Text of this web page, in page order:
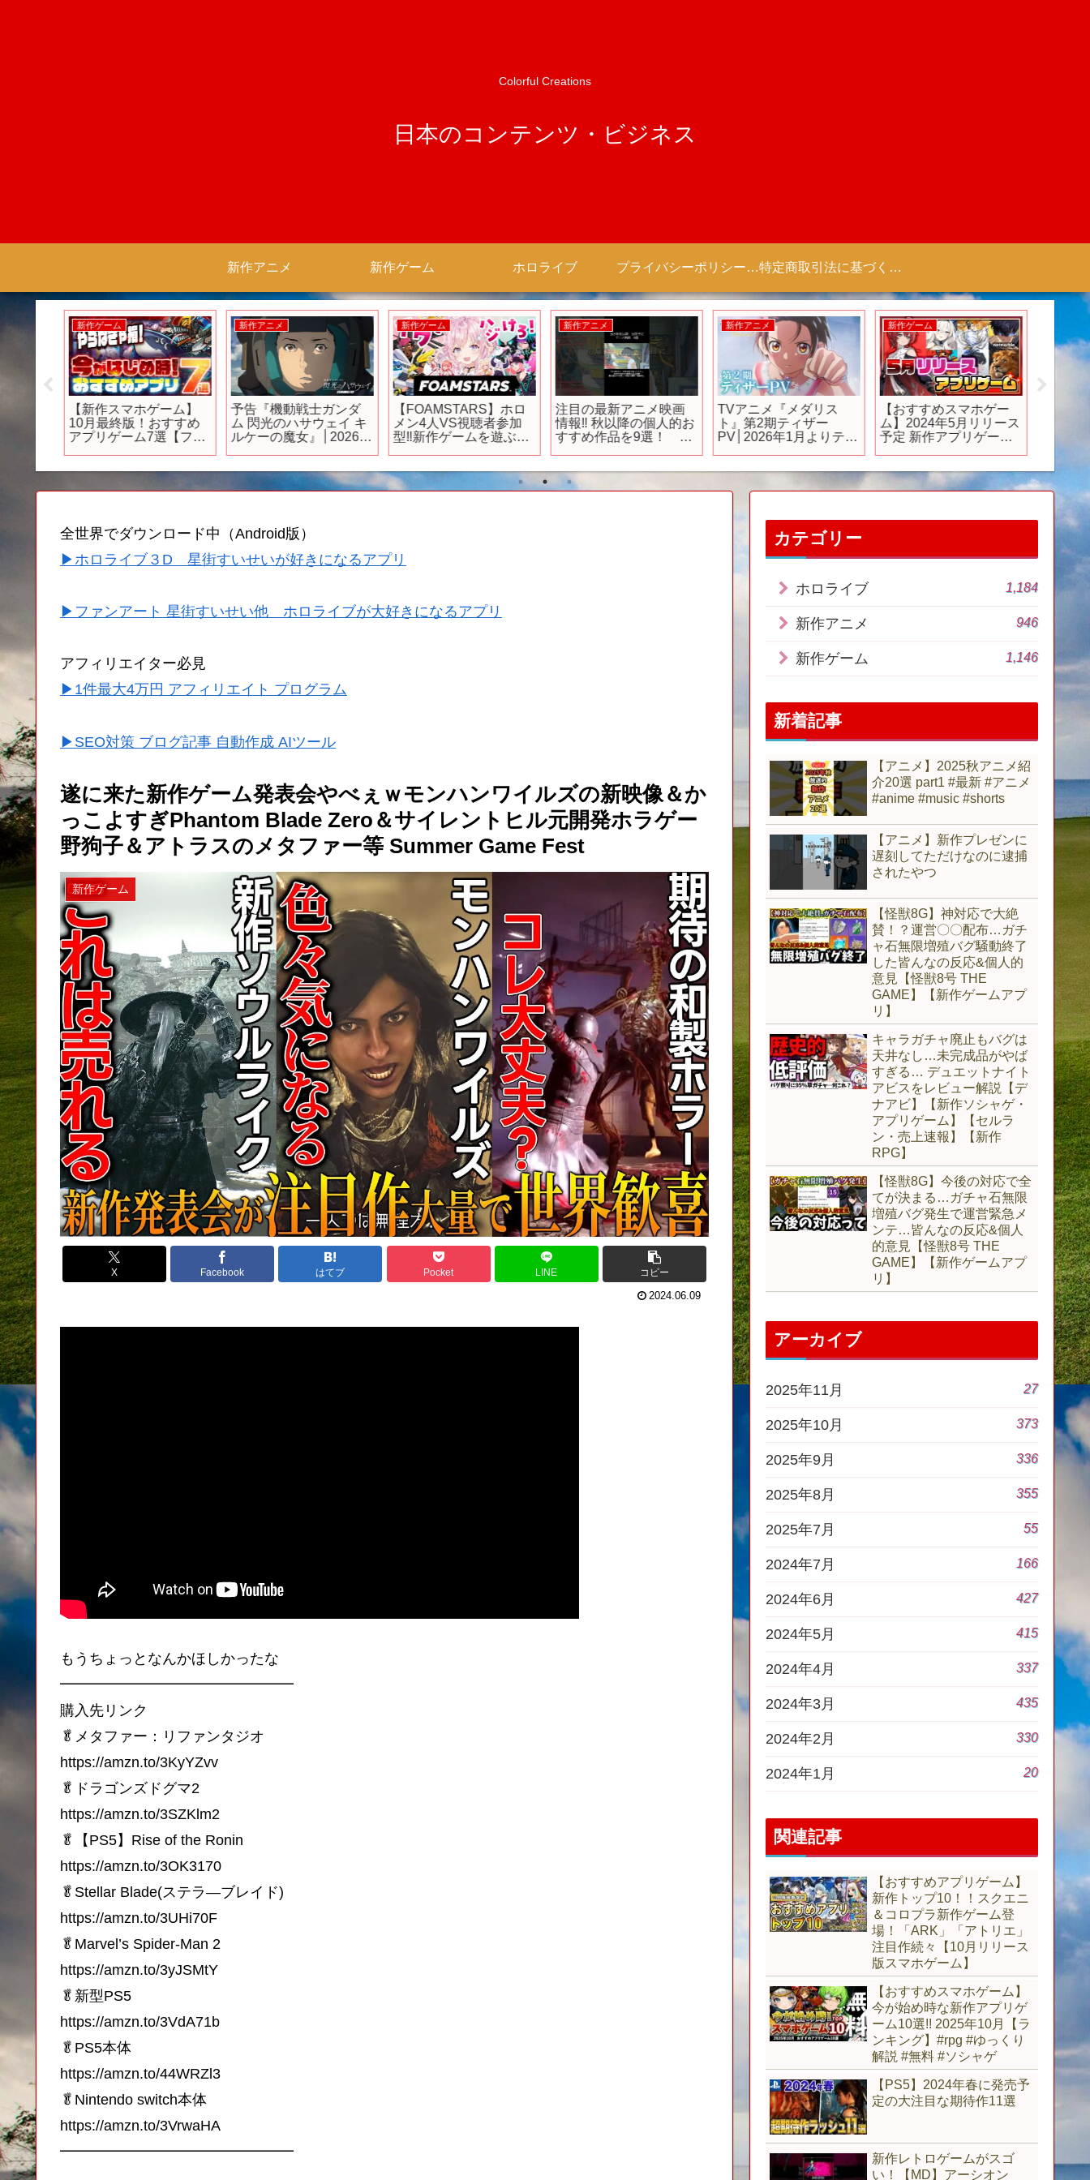
Colorful Creations
日本のコンテンツ・ビジネス
新作アニメ 新作ゲーム ホロライブ プライバシーポリシー 【Colorful Creation】 特定商取引法に基づく表記（商取引に関する開示）
新作ゲーム
【新作スマホゲーム】
10月最終版！おすすめ
アプリゲーム7選【フリ
ラ】やらなきゃ損！
新作アニメ
予告『機動戦士ガンダ
ム 閃光のハサウェイ キ
ルケーの魔女』│2026年
新作ゲーム
【FOAMSTARS】ホロ
メン4人VS視聴者参加
型‼新作ゲームを遊ぶよ
ワアワアワ～～～！！
✨【博衣こより/ホロラ
新作アニメ
注目の最新アニメ映画
情報‼️ 秋以降の個人的お
すすめ作品を9選！ み
すすめ #紹介 #アニメ映
画 #細田守 #にし
新作アニメ
TVアニメ『メダリス
ト』第2期ティザー
PV│2026年1月よりテレ
て放送開始
新作ゲーム
【おすすめスマホゲー
ム】2024年5月リリース
予定 新作アプリゲーム
パト /
全世界でダウンロード中（Android版）
▶ホロライブ３D 星街すいせいが好きになるアプリ
▶ファンアート 星街すいせい他 ホロライブが大好きになるアプリ
アフィリエイター必見
▶1件最大4万円 アフィリエイト プログラム
▶SEO対策 ブログ記事 自動作成 AIツール
遂に来た新作ゲーム発表会やべぇｗモンハンワイルズの新映像＆か
っこよすぎPhantom Blade Zero＆サイレントヒル元開発ホラゲー
野狗子＆アトラスのメタファー等 Summer Game Fest
新作ゲーム
X Facebook はてブ Pocket LINE コピー
2024.06.09
もうちょっとなんかほしかったな
━━━━━━━━━━━━━━━━
購入先リンク
🥬メタファー：リファンタジオ
https://amzn.to/3KyYZvv
🥬ドラゴンズドグマ2
https://amzn.to/3SZKlm2
🥬【PS5】Rise of the Ronin
https://amzn.to/3OK3170
🥬Stellar Blade(ステラ―ブレイド)
https://amzn.to/3UHi70F
🥬Marvel’s Spider-Man 2
https://amzn.to/3yJSMtY
🥬新型PS5
https://amzn.to/3VdA71b
🥬PS5本体
https://amzn.to/44WRZl3
🥬Nintendo switch本体
https://amzn.to/3VrwaHA
━━━━━━━━━━━━━━━━
カテゴリー
ホロライブ 1,184
新作アニメ 946
新作ゲーム 1,146
新着記事
【アニメ】2025秋アニメ紹
介20選 part1 #最新 #アニメ
#anime #music #shorts
【アニメ】新作プレゼンに
遅刻してただけなのに逮捕
されたやつ
【怪獣8G】神対応で大絶
賛！？運営〇〇配布…ガチ
ャ石無限増殖バグ騒動終了
した皆んなの反応&個人的
意見【怪獣8号 THE
GAME】【新作ゲームアプ
リ】
キャラガチャ廃止もバグは
天井なし…未完成品がやば
すぎる… デュエットナイト
アビスをレビュー解説【デ
ナアビ】【新作ソシャゲ・
アプリゲーム】【セルラ
ン・売上速報】【新作
RPG】
【怪獣8G】今後の対応で全
てが決まる…ガチャ石無限
増殖バグ発生で運営緊急メ
ンテ…皆んなの反応&個人
的意見【怪獣8号 THE
GAME】【新作ゲームアプ
リ】
アーカイブ
2025年11月 27
2025年10月 373
2025年9月 336
2025年8月 355
2025年7月 55
2024年7月 166
2024年6月 427
2024年5月 415
2024年4月 337
2024年3月 435
2024年2月 330
2024年1月 20
関連記事
【おすすめアプリゲーム】
新作トップ10！！スクエニ
＆コロプラ新作ゲーム登
場！「ARK」「アトリエ」
注目作続々【10月リリース
版スマホゲーム】
【おすすめスマホゲーム】
今が始め時な新作アプリゲ
ーム10選!! 2025年10月【ラ
ンキング】#rpg #ゆっくり
解説 #無料 #ソシャゲ
【PS5】2024年春に発売予
定の大注目な期待作11選
新作レトロゲームがスゴ
い！【MD】アーシオン